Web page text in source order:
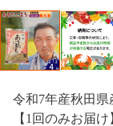
令和7年産秋田県
【1回のみお届